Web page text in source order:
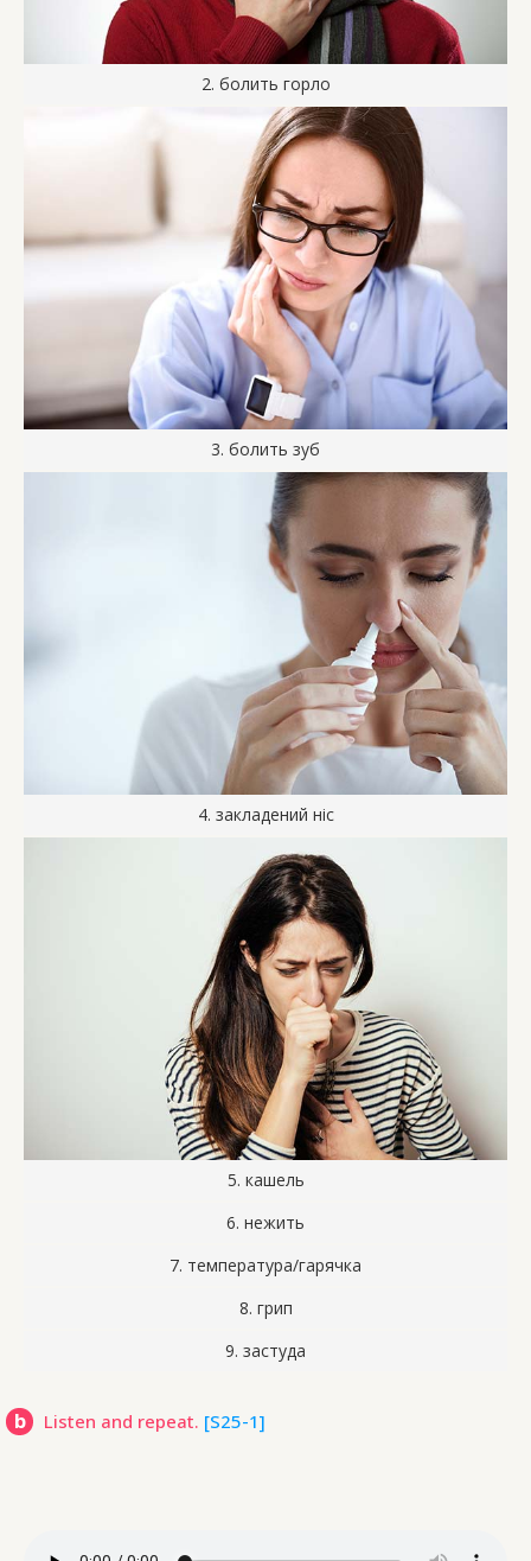
2. болить горло
3. болить зуб
4. закладений ніс
5. кашель
6. нежить
7. температура/гарячкa
8. грип
9. застуда
b Listen and repeat. [S25-1]